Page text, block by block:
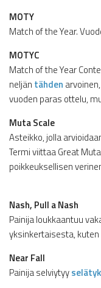
MOTY
Match of the Year.
MOTYC
Match of the Year
neljän tähden
vuoden paras ottelu,
Muta Scale
Asteikko, jolla
Termi viittaa Great
poikkeuksellisen
Nash, Pull a Nash
Painija loukkaantuu
yksinkertaisesta,
Near Fall
Painija selviytyy